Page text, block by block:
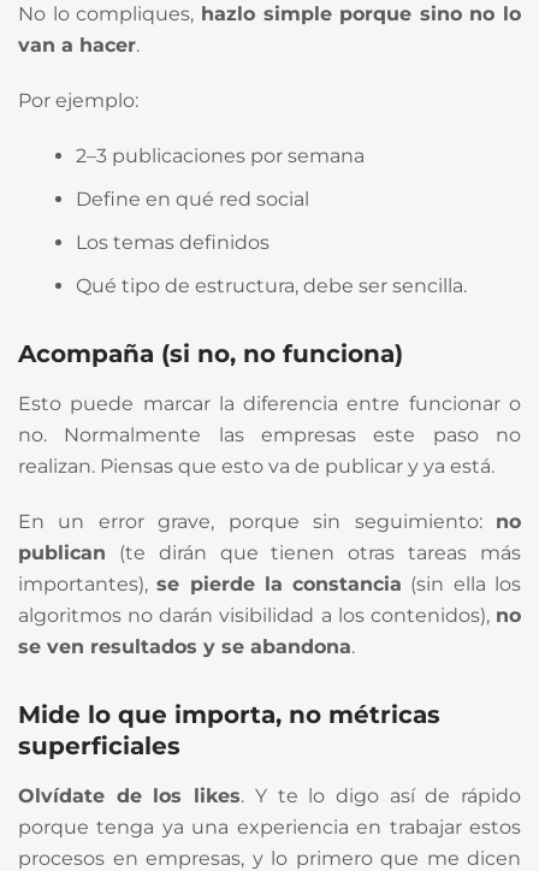
No lo compliques, hazlo simple porque sino no lo
van a hacer.
Por ejemplo:
2–3 publicaciones por semana
Define en qué red social
Los temas definidos
Qué tipo de estructura, debe ser sencilla.
Acompaña (si no, no funciona)
Esto puede marcar la diferencia entre funcionar o
no. Normalmente las empresas este paso no
realizan. Piensas que esto va de publicar y ya está.
En un error grave, porque sin seguimiento: no
publican (te dirán que tienen otras tareas más
importantes),se pierde la constancia (sin ella los
algoritmos no darán visibilidad a los contenidos), no
se ven resultados y se abandona.
Mide lo que importa, no métricas
superficiales
Olvídate de los likes. Y te lo digo así de rápido
porque tenga ya una experiencia en trabajar estos
procesos en empresas, y lo primero que me dicen